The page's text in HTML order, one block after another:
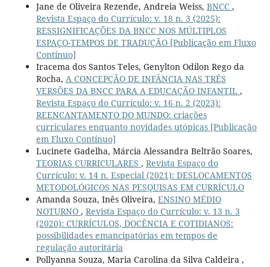
Jane de Oliveira Rezende, Andreia Weiss, BNCC ,
Revista Espaço do Currículo: v. 18 n. 3 (2025):
RESSIGNIFICAÇÕES DA BNCC NOS MÚLTIPLOS
ESPAÇO-TEMPOS DE TRADUÇÃO [Publicação em Fluxo
Contínuo]
Iracema dos Santos Teles, Genylton Odilon Rego da
Rocha, A CONCEPÇÃO DE INFÂNCIA NAS TRÊS
VERSÕES DA BNCC PARA A EDUCAÇÃO INFANTIL ,
Revista Espaço do Currículo: v. 16 n. 2 (2023):
REENCANTAMENTO DO MUNDO: criações
curriculares enquanto novidades utópicas [Publicação
em Fluxo Contínuo]
Lucinete Gadelha, Márcia Alessandra Beltrão Soares,
TEORIAS CURRICULARES , Revista Espaço do
Currículo: v. 14 n. Especial (2021): DESLOCAMENTOS
METODOLÓGICOS NAS PESQUISAS EM CURRÍCULO
Amanda Souza, Inês Oliveira, ENSINO MÉDIO
NOTURNO , Revista Espaço do Currículo: v. 13 n. 3
(2020): CURRÍCULOS, DOCÊNCIA E COTIDIANOS:
possibilidades emancipatórias em tempos de
regulação autoritária
Pollyanna Souza, Maria Carolina da Silva Caldeira ,